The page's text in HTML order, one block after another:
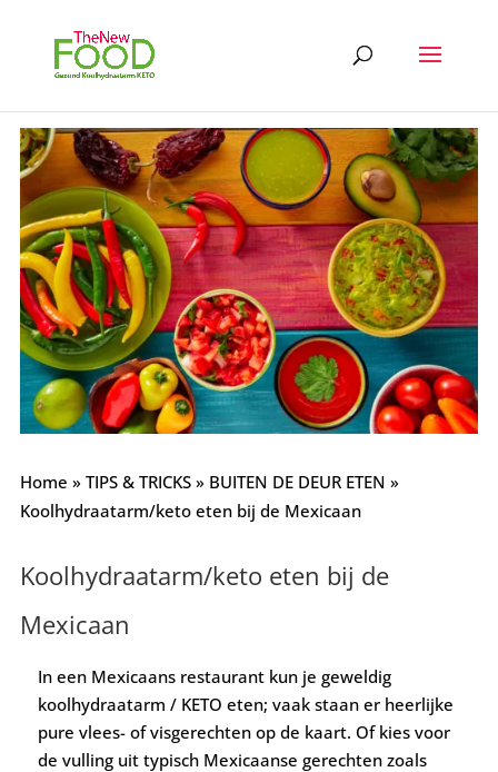
Home » TIPS & TRICKS» BUITEN DE DEUR ETEN »
Koolhydraatarm/keto eten bij de Mexicaan
Koolhydraatarm/keto eten bij de
Mexicaan
In een Mexicaans restaurant kun je geweldig
koolhydraatarm / KETO eten; vaak staan er heerlijke
pure vlees- of visgerechten op de kaart. Of kies voor
de vulling uit typisch Mexicaanse gerechten zoals